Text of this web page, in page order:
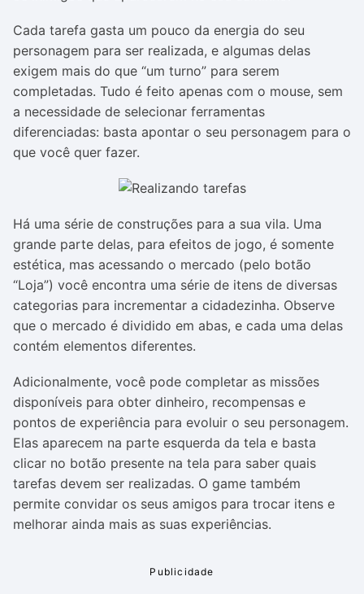
Cada tarefa gasta um pouco da energia do seu
personagem para ser realizada, e algumas delas
exigem mais do que “um turno” para serem
completadas. Tudo é feito apenas com o mouse, sem
a necessidade de selecionar ferramentas
diferenciadas: basta apontar o seu personagem para o
que você quer fazer.
Há uma série de construções para a sua vila. Uma
grande parte delas, para efeitos de jogo, é somente
estética, mas acessando o mercado (pelo botão
“Loja”) você encontra uma série de itens de diversas
categorias para incrementar a cidadezinha. Observe
que o mercado é dividido em abas, e cada uma delas
contém elementos diferentes.
Adicionalmente, você pode completar as missões
disponíveis para obter dinheiro, recompensas e
pontos de experiência para evoluir o seu personagem.
Elas aparecem na parte esquerda da tela e basta
clicar no botão presente na tela para saber quais
tarefas devem ser realizadas. O game também
permite convidar os seus amigos para trocar itens e
melhorar ainda mais as suas experiências.